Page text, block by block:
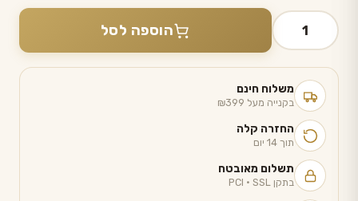
כמות
של
אדם
יושב
מקרמיקה
עם
מפיץ
ריח
הוספה לסל
משלוח חינם
בקנייה מעל ₪399
החזרה קלה
תוך 14 יום
תשלום מאובטח
בתקן PCI · SSL